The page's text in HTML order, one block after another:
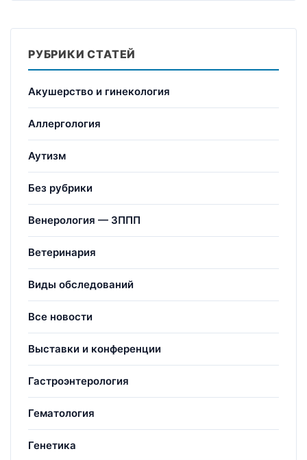
РУБРИКИ СТАТЕЙ
Акушерство и гинекология
Аллергология
Аутизм
Без рубрики
Венерология — ЗППП
Ветеринария
Виды обследований
Все новости
Выставки и конференции
Гастроэнтерология
Гематология
Генетика